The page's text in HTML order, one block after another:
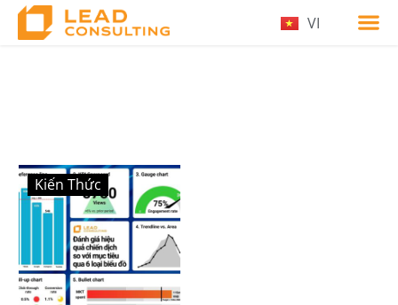
VI
Kiến Thức